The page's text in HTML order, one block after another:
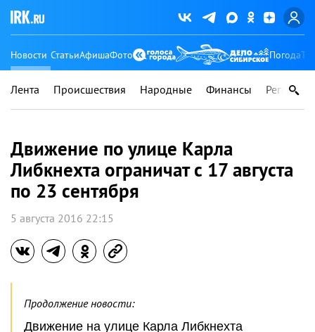
Новости СтатьиАфишаФото Погода
Лента Происшествия Народные Финансы Регионы
Движение по улице Карла
Либкнехта ограничат с 17 августа
по 23 сентября
5 августа 2016 22:15
Продолжение новости:
Движение на улице Карла Либкнехта